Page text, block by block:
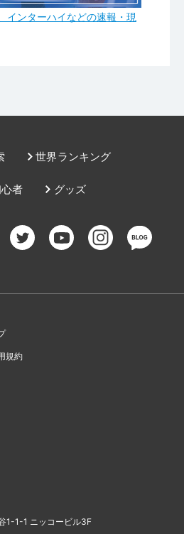
インターハイなどの速報・現
世界ランキング
グッズ
者
規約
1-1-1 ニッコービル3F